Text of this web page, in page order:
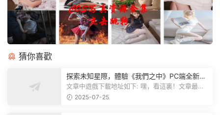
猜你喜歡
探索未知星際，體驗《我們之中》PC端全新版
本
文章中遊戲下載地址如下: 嘿，看這裏！文章最後
有個圖片，點一下就能加入我們遊...
2025-07-25